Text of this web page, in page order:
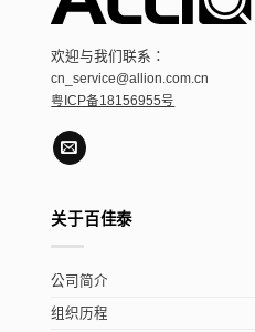
欢迎与我们联系：
cn_service@allion.com.cn
粤ICP备18156955号
关于百佳泰
公司简介
组织历程